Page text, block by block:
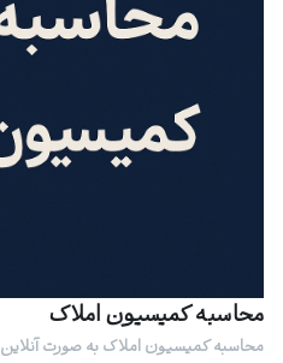
محاسبه کمیسیون املاک
محاسبه کمیسیون املاک به صورت آنلاین